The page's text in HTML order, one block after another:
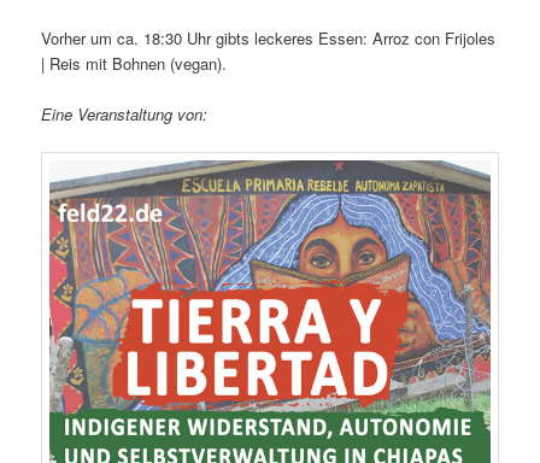
Vorher um ca. 18:30 Uhr gibts leckeres Essen: Arroz con Frijoles
| Reis mit Bohnen (vegan).
Eine Veranstaltung von: